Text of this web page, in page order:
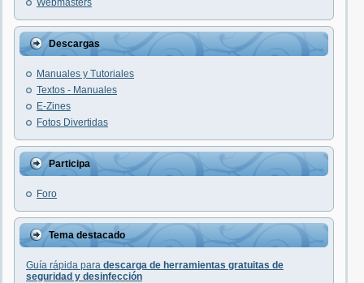
Webmasters
Descargas
Manuales y Tutoriales
Textos - Manuales
E-Zines
Fotos Divertidas
Participa
Foro
Tema destacado
Guía rápida para descarga de herramientas gratuitas de
seguridad y desinfección